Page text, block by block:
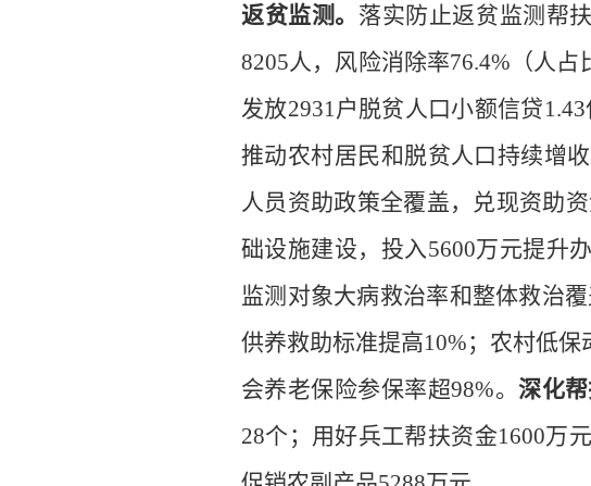
返贫监测。 落实防止返贫监测帮
8205 人，风险消除率76.4% （人
发放2931 户脱贫人口小额信贷1.43
推动农村居民和脱贫人口持续增
人员资助政策全覆盖，
兑现资助
础设施建设， 投入5600万元提升
监测对象大病救治率和整体救治
供养救助标准提高10%；农村低保
会养老保险参保率超98%。深化
28个 ； 用好兵工帮扶资金1600万